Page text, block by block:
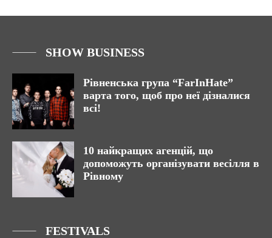
SHOW BUSINESS
Рівненська група “FarInHate”
варта того, щоб про неї дізналися
всі!
10 найкращих агенцій, що
допоможуть організувати весілля в
Рівному
FESTIVALS